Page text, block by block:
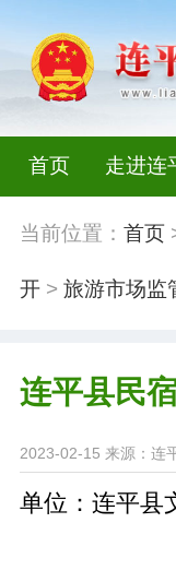
首页 走进连
当前位置： 首页
开> 旅游市场监
连平县民
2023-02-15 来源：连
单位：连平
时间：